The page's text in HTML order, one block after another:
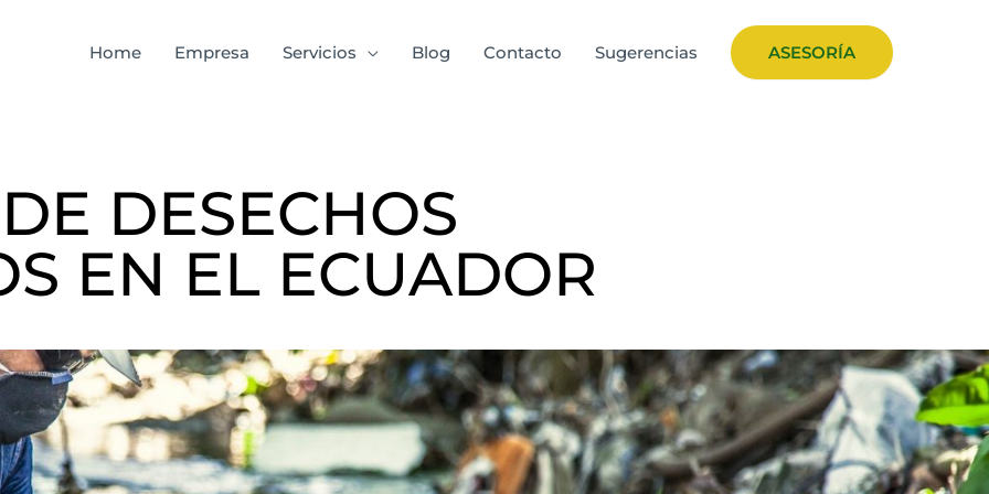
Home Empresa Servicios Blog Contacto Sugerencias ASESORÍA
DESECHOS
EN EL ECUADOR